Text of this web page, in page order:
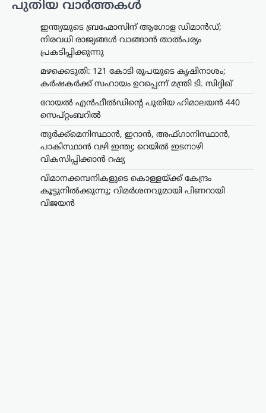
പുതിയ വാർത്തകൾ
ഇന്ത്യയുടെ ബ്രഹ്മോസിന് ആഗോള ഡിമാൻഡ്;
നിരവധി രാജ്യങ്ങൾ വാങ്ങാൻ താൽപര്യം
പ്രകടിപ്പിക്കുന്നു
മഴക്കെടുതി: 121 കോടി രൂപയുടെ കൃഷിനാശം;
കർഷകർക്ക് സഹായം ഉറപ്പെന്ന് മന്ത്രി ടി. സിദ്ദിഖ്
റോയല്‍ എന്‍ഫീല്‍ഡിന്റെ പുതിയ ഹിമാലയന്‍ 440
സെപ്റ്റംബറില്‍
തുർക്ക്മെനിസ്ഥാൻ, ഇറാൻ, അഫ്ഗാനിസ്ഥാൻ,
പാകിസ്ഥാൻ വഴി ഇന്ത്യ; റെയിൽ ഇടനാഴി
വികസിപ്പിക്കാൻ റഷ്യ
വിമാനക്കമ്പനികളുടെ കൊള്ളയ്ക്ക് കേന്ദ്രം
കൂട്ടുനിൽക്കുന്നു; വിമർശനവുമായി പിണറായി
വിജയൻ
കേരളം,ട്രെൻഡിംഗ്
വിമാനക്കമ്പനികളുടെ
കൊള്ളയ്ക്ക് കേന്ദ്രം
കൂട്ടുനിൽക്കുന്നു;
വിമർശനവുമായി
പിണറായി വിജയൻ
ന്യൂസ് ഡെസ്ക്
പ്രവാസികളോട് കേന്ദ്ര സർക്കാർ അനീതി
കാണിക്കുകയാണെന്ന് പ്രതിപക്ഷ
നേതാവ് പിണറായി വിജയൻ. മലപ്പുറം
തിരൂരിൽ നടന്ന പ്രവാസി സംഘം
സംസ്ഥാന സമ്മേളനത്തിന്റെ
സമാപനച്ചടങ്ങിൽ സംസാരിക്കവെയാണ്
വിമർശനം. പ്രവാസികളുടെ…